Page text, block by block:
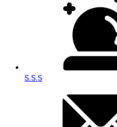
S.S.S